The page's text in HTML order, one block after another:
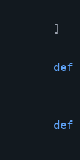
]
def
def